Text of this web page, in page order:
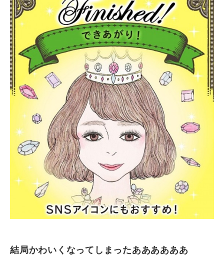
結局かわいくなってしまったああああああ